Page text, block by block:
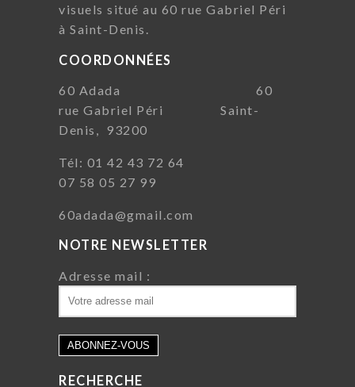
visuels situé au 60 rue Gabriel Péri
à Saint-Denis.
COORDONNÉES
60 Adada 60
rue Gabriel Péri Saint-
Denis, 93200
Tél: 01 42 43 72 64
07 58 05 27 99
60adada@gmail.com
NOTRE NEWSLETTER
Adresse mail :
RECHERCHE